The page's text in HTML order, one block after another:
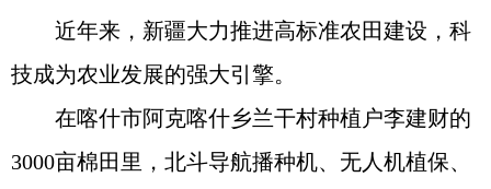
近年来，新疆大力推进高标准农田建设，科
技成为农业发展的强大引擎。
在喀什市阿克喀什乡兰干村种植户李建财的
3000亩棉田里，北斗导航播种机、无人机植保、